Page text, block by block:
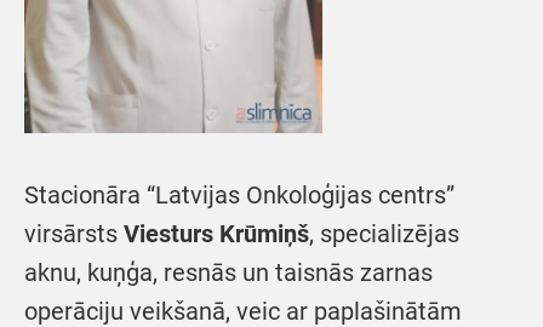
Stacionāra “Latvijas Onkoloģijas centrs”
virsārsts Viesturs Krūmiņš, specializējas
aknu, kuņģa, resnās un taisnās zarnas
operāciju veikšanā, veic ar paplašinātām